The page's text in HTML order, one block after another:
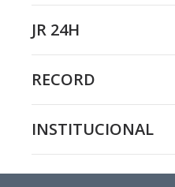
JR 24H
RECORD
INSTITUCIONAL